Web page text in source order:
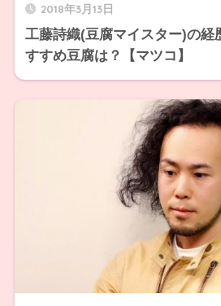
2018年3月13日
工藤詩織(豆腐マイスター)の経
すすめ豆腐は？【マツコ】